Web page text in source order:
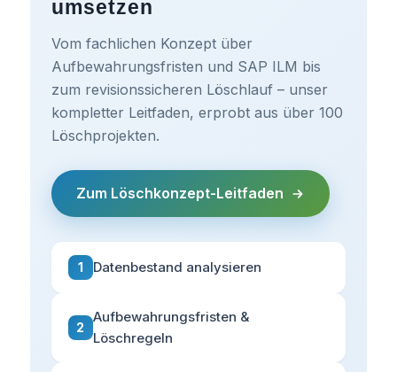
umsetzen
Vom fachlichen Konzept über
Aufbewahrungsfristen und SAP ILM bis
zum revisionssicheren Löschlauf – unser
kompletter Leitfaden, erprobt aus über 100
Löschprojekten.
Zum Löschkonzept-Leitfaden
1 Datenbestand analysieren
2
Aufbewahrungsfristen &
Löschregeln